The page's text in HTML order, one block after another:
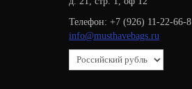
Телефон: +7 (926) 11-22-66-8
info@musthavebags.ru